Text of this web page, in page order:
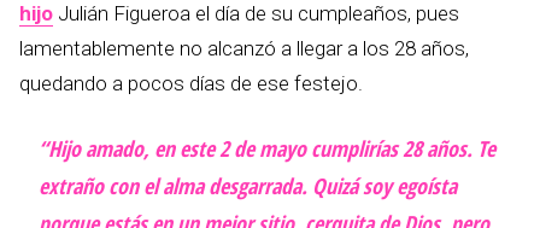
hijo Julián Figueroa el día de su cumpleaños, pues
lamentablemente no alcanzó a llegar a los 28 años,
quedando a pocos días de ese festejo.
“Hijo amado, en este 2 de mayo cumplirías 28 años. Te
extraño con el alma desgarrada. Quizá soy egoísta